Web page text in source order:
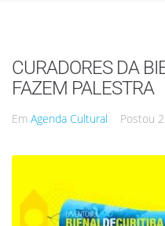
CURADORES DA
FAZEM PALESTRA
Em Agenda Cultural Postou